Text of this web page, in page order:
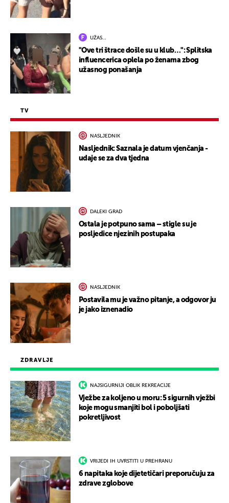
ZDRAVLJE
NAJSIGURNIJI OBLIK REKREACIJE
Vježbe za koljeno u moru: 5 sigurnih vježbi
koje mogu smanjiti bol i poboljšati
pokretljivost
VRIJEDI IH UVRSTITI U PREHRANU
6 napitaka koje dijetetičari preporučuju za
zdrave zglobove
UŽAS…
"Ove tri štrace došle su u klub…": Splitska
influencerica oplela po ženama zbog
užasnog ponašanja
TV
NASLJEDNIK
Nasljednik: Saznala je datum vjenčanja -
udaje se za dva tjedna
DALEKI GRAD
Ostala je potpuno sama – stigle su je
posljedice njezinih postupaka
NASLJEDNIK
Postavila mu je važno pitanje, a odgovor ju
je jako iznenadio